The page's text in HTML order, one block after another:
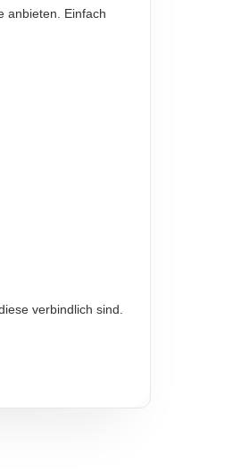
anbieten. Einfach
verbindlich sind.